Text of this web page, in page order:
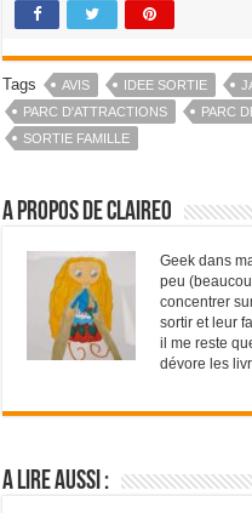
Tags AVIS IDEE SORTIE
PARC D'ATTRACTIONS
PARC
SORTIE FAMILLE
A propos de ClaireO
Geek dans
peu
concentrer
sortir et leur
il me reste
dévore les
A lire aussi :